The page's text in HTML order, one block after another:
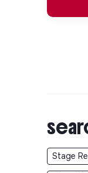
Stage